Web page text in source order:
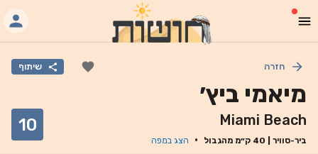
חזרה שיתוף
מיאמי ביץ׳
Miami Beach
ביר-סוויר 40 ק״מ מהגבול · הצג במפה
10